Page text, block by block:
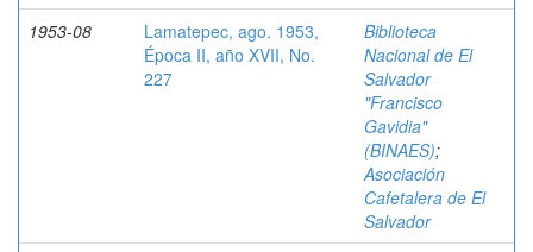
1953-08
Lamatepec, ago. 1953,
Época II, año XVII, No.
227
Biblioteca
Nacional de El
Salvador
"Francisco
Gavidia"
(BINAES);
Asociación
Cafetalera de El
Salvador